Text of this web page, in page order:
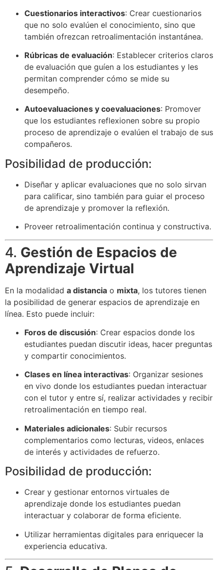
Cuestionarios interactivos: Crear cuestionarios
que no solo evalúen el conocimiento, sino que
también ofrezcan retroalimentación instantánea.
Rúbricas de evaluación: Establecer criterios claros
de evaluación que guíen a los estudiantes y les
permitan comprender cómo se mide su
desempeño.
Autoevaluaciones y coevaluaciones: Promover
que los estudiantes reflexionen sobre su propio
proceso de aprendizaje o evalúen el trabajo de sus
compañeros.
Posibilidad de producción:
Diseñar y aplicar evaluaciones que no solo sirvan
para calificar, sino también para guiar el proceso
de aprendizaje y promover la reflexión.
Proveer retroalimentación continua y constructiva.
4. Gestión de Espacios de
Aprendizaje Virtual
En la modalidad a distancia o mixta, los tutores tienen
la posibilidad de generar espacios de aprendizaje en
línea. Esto puede incluir:
Foros de discusión: Crear espacios donde los
estudiantes puedan discutir ideas, hacer preguntas
y compartir conocimientos.
Clases en línea interactivas: Organizar sesiones
en vivo donde los estudiantes puedan interactuar
con el tutor y entre sí, realizar actividades y recibir
retroalimentación en tiempo real.
Materiales adicionales: Subir recursos
complementarios como lecturas, videos, enlaces
de interés y actividades de refuerzo.
Posibilidad de producción:
Crear y gestionar entornos virtuales de
aprendizaje donde los estudiantes puedan
interactuar y colaborar de forma eficiente.
Utilizar herramientas digitales para enriquecer la
experiencia educativa.